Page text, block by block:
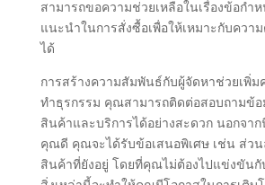
สามารถขอความช่วยเหลือในเรื่องข้อกำ
แนะนำในการสั่งซื้อเพื่อให้เหมาะกับควา
ได้
การสร้างความสัมพันธ์กับผู้จัดหาช่วยเพิ่ม
ทำธุรกรรม คุณสามารถติดต่อสอบถามข้อ
สินค้าและบริการได้อย่างสะดวก นอกจา
คุณดี คุณจะได้รับข้อเสนอพิเศษ เช่น ส่ว
สินค้าที่ยังอยู่ โดยที่คุณไม่ต้องไปแข่งขันกั